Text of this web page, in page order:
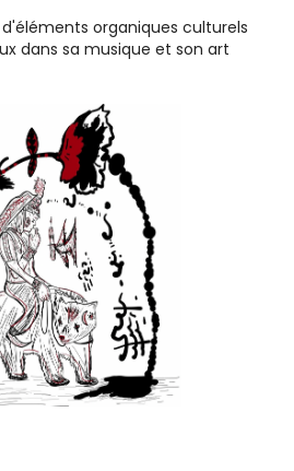
organiques culturels
dans sa musique et son art